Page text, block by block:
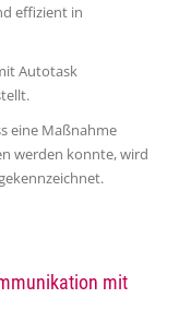
effizient in
Autotask
eine Maßnahme
werden konnte, wird
mit